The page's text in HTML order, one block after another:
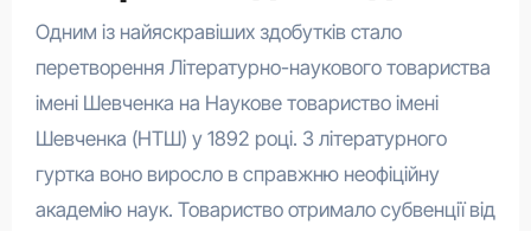
Одним із найяскравіших здобутків стало
перетворення Літературно-наукового товариства
імені Шевченка на Наукове товариство імені
Шевченка (НТШ) у 1892 році. З літературного
гуртка воно виросло в справжню неофіційну
академію наук. Товариство отримало субвенції від